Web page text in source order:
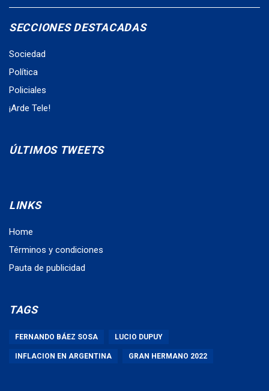
SECCIONES DESTACADAS
Sociedad
Política
Policiales
¡Arde Tele!
ÚLTIMOS TWEETS
LINKS
Home
Términos y condiciones
Pauta de publicidad
TAGS
FERNANDO BÁEZ SOSA LUCIO DUPUY
INFLACION EN ARGENTINA GRAN HERMANO 2022